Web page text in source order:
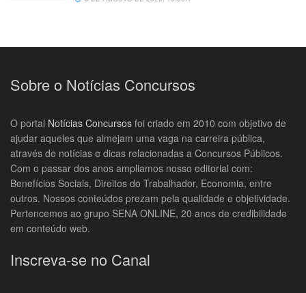
Sobre o Notícias Concursos
O portal Notícias Concursos foi criado em 2010 com objetivo de
ajudar aqueles que almejam uma vaga na carreira pública,
através de notícias e dicas relacionadas a Concursos Públicos.
Com o passar dos anos ampliamos nosso editorial com:
Benefícios Sociais, Direitos do Trabalhador, Economia, entre
outros. Nossos conteúdos prezam pela qualidade e objetividade.
Pertencemos ao grupo SENA ONLINE, 20 anos de credibilidade
em conteúdo web.
Inscreva-se no Canal